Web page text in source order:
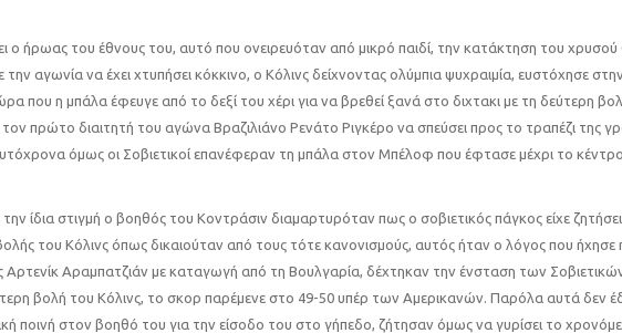
ο ήρωας του έθνους του, αυτό που ονειρευόταν από μικρό παιδί, την κατάκτηση του
την αγωνία να έχει χτυπήσει κόκκινο, ο Κόλινς δείχνοντας ολύμπια ψυχραιμία, ευστόχησε
που η μπάλα έφευγε από το δεξί του χέρι για να βρεθεί ξανά στο διχτακι με τη δεύτερη
πρώτο διαιτητή του αγώνα Βραζιλιάνο Ρενάτο Ριγκέρο να σπεύσει προς το τραπέζι της
όμως οι Σοβιετικοί επανέφεραν τη μπάλα στον Μπέλοφ που έφτασε μέχρι το
ίδια στιγμή ο βοηθός του Κοντράσιν διαμαρτυρόταν πως ο σοβιετικός πάγκος είχε
του Κόλινς όπως δικαιούταν από τους τότε κανονισμούς, αυτός ήταν ο λόγος που
Αρτενίκ Αραμπατζιάν με καταγωγή από τη Βουλγαρία, δέχτηκαν την ένσταση των
βολή του Κόλινς, το σκορ παρέμενε στο 49-50 υπέρ των Αμερικανών. Παρόλα αυτά δεν
ποινή στον βοηθό του για την είσοδο του στο γήπεδο, ζήτησαν όμως να γυρίσει το